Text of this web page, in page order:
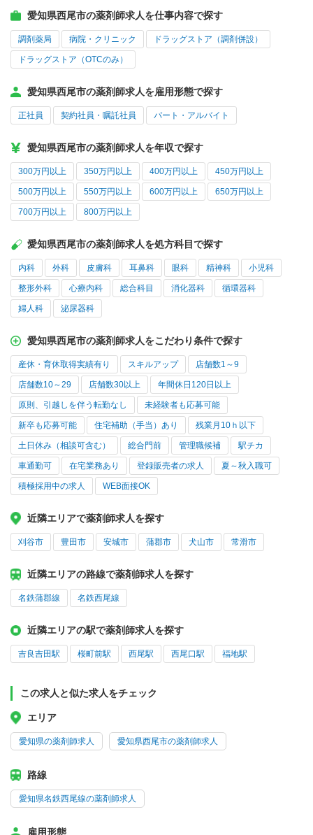
愛知県西尾市の薬剤師求人を仕事内容で探す
調剤薬局 病院・クリニック ドラッグストア（調剤併設）
ドラッグストア（OTCのみ）
愛知県西尾市の薬剤師求人を雇用形態で探す
正社員 契約社員・嘱託社員 パート・アルバイト
愛知県西尾市の薬剤師求人を年収で探す
300万円以上 350万円以上 400万円以上 450万円以上
500万円以上 550万円以上 600万円以上 650万円以上
700万円以上 800万円以上
愛知県西尾市の薬剤師求人を処方科目で探す
内科 外科 皮膚科 耳鼻科 眼科 精神科 小児科
整形外科 心療内科 総合科目 消化器科 循環器科
婦人科 泌尿器科
愛知県西尾市の薬剤師求人をこだわり条件で探す
産休・育休取得実績有り スキルアップ 店舗数1～9
店舗数10～29 店舗数30以上 年間休日120日以上
原則、引越しを伴う転勤なし 未経験者も応募可能
新卒も応募可能 住宅補助（手当）あり 残業月10ｈ以下
土日休み（相談可含む） 総合門前 管理職候補 駅チカ
車通勤可 在宅業務あり 登録販売者の求人 夏～秋入職可
積極採用中の求人 WEB面接OK
近隣エリアで薬剤師求人を探す
刈谷市 豊田市 安城市 蒲郡市 犬山市 常滑市
近隣エリアの路線で薬剤師求人を探す
名鉄蒲郡線 名鉄西尾線
近隣エリアの駅で薬剤師求人を探す
吉良吉田駅 桜町前駅 西尾駅 西尾口駅 福地駅
この求人と似た求人をチェック
エリア
愛知県の薬剤師求人 愛知県西尾市の薬剤師求人
路線
愛知県名鉄西尾線の薬剤師求人
雇用形態